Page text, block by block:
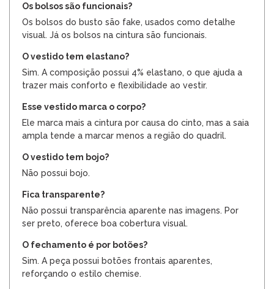
Os bolsos são funcionais?
Os bolsos do busto são fake, usados como detalhe
visual. Já os bolsos na cintura são funcionais.
O vestido tem elastano?
Sim. A composição possui 4% elastano, o que ajuda a
trazer mais conforto e flexibilidade ao vestir.
Esse vestido marca o corpo?
Ele marca mais a cintura por causa do cinto, mas a saia
ampla tende a marcar menos a região do quadril.
O vestido tem bojo?
Não possui bojo.
Fica transparente?
Não possui transparência aparente nas imagens. Por
ser preto, oferece boa cobertura visual.
O fechamento é por botões?
Sim. A peça possui botões frontais aparentes,
reforçando o estilo chemise.